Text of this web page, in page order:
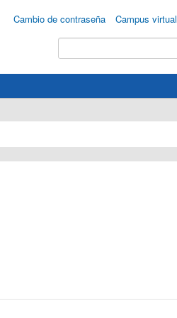
Cambio de contraseña Campus virtual